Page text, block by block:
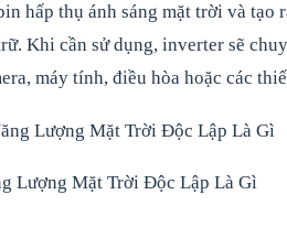
hấp thụ ánh sáng mặt trời và
Khi cần sử dụng, inverter sẽ
máy tính, điều hòa hoặc các
Lượng Mặt Trời Độc Lập Là Gì